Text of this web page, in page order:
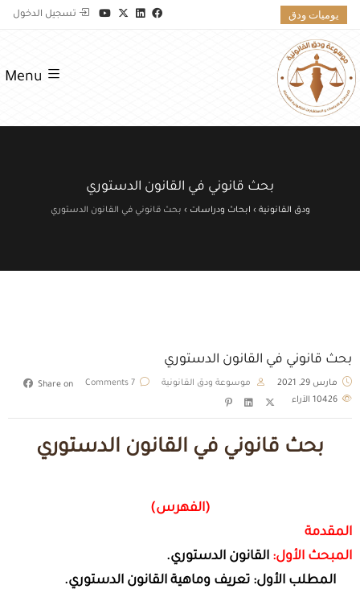
يوميات ودق تسجيل الدخول
Menu
بحث قانوني في القانون الدستوري
ودق القانونية › ابحاث ودراسات › بحث قانوني في القانون الدستوري
بحث قانوني في القانون الدستوري
مارس 29, 2021 موسوعة ودق القانونية
7 Comments
الآراء
Share on
بحث قانوني في القانون الدستوري
(الفهرس)
المقدمة
المبحث الأول: القانون الدستوري.
المطلب الأول: تعريف وماهية القانون الدستوري.